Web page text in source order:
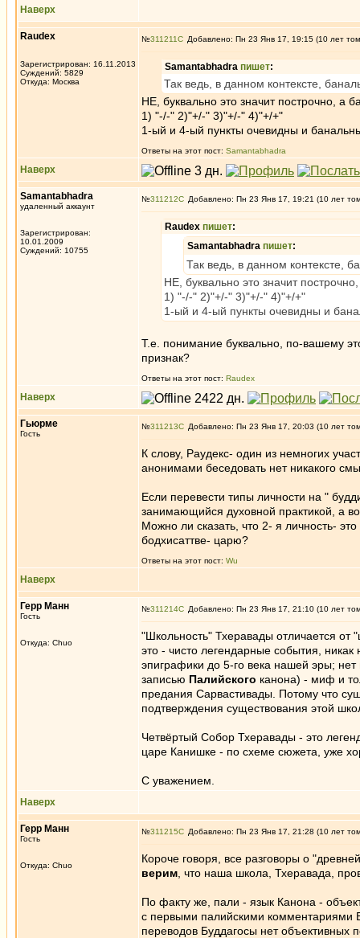
Наверх
Raudex
Зарегистрирован: 16.11.2013
Суждений: 5829
Откуда: Москва
№311211 Добавлено: Пн 23 Янв 17, 19:15 (10 лет
Samantabhadra пишет:
Так ведь, в данном контексте,
НЕ, буквально это значит построчно, а
1) "-/-" 2)"+/-" 3)"+/-" 4)"+/+"
1-ый и 4-ый пункты очевидны и
Ответы на этот пост: Samantabhadra
Наверх
Samantabhadra
удаленный аккаунт
Зарегистрирован:
10.01.2009
Суждений: 10755
№311212 Добавлено: Пн 23 Янв 17, 19:21 (10 лет
Raudex пишет:
Samantabhadra пишет:
Так ведь, в данном контексте,
НЕ, буквально это значит
1) "-/-" 2)"+/-" 3)"+/-" 4)"+/+"
1-ый и 4-ый пункты очевидны и
Т.е. понимание буквально, по-вашему
признак?
Ответы на этот пост: Raudex
Наверх
Гьюрме
Гость
№311213 Добавлено: Пн 23 Янв 17, 20:03 (10 лет
К слову, Раудекс- один из немногих
анонимами беседовать нет никакого
Если перевести типы личности на "
занимающийся духовной практикой, а
Можно ли сказать, что 2- я личность-
бодхисаттве- царю?
Ответы на этот пост: Wu
Наверх
Герр Манн
Гость
Откуда: Chuo
№311214 Добавлено: Пн 23 Янв 17, 21:10 (10 лет
"Школьность" Тхеравады отличается
это - чисто легендарные события,
эпиграфики до 5-го века нашей эры;
записью Палийского канона) - миф и
предания Сарвастивады. Потому что
подтверждения существования этой
Четвёртый Собор Тхеравады - это
царе Канишке - по схеме сюжета, уже
С уважением.
Наверх
Герр Манн
Гость
Откуда: Chuo
№311215 Добавлено: Пн 23 Янв 17, 21:28 (10 лет
Короче говоря, все разговоры о
верим , что наша школа, Тхеравада,
По факту же, пали - язык Канона -
с первыми палийскими комментариями
переводов Буддагосы нет объективных